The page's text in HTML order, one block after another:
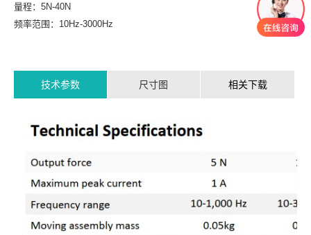
量程：5N-40N
频率范围：10Hz-3000Hz
技术参数 尺寸图 相关下载